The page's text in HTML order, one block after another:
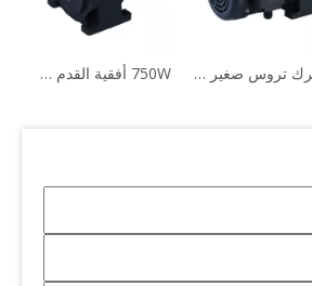
750W أفقية القدم شنت الصغيرة والعتاد المخفض موتور CH-28-750 محرك تروس صغير مثبت بقدم أفقي 400 واط CH-28-400 1/2 حصان